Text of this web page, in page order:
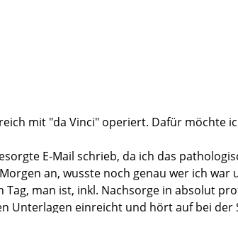
mit "da Vinci" operiert. Dafür möchte
E-Mail schrieb, da ich das
an, wusste noch genau wer ich war
man ist, inkl. Nachsorge in absolut
Unterlagen einreicht und hört auf bei
ein ausgezeichnetes Betriebsklima